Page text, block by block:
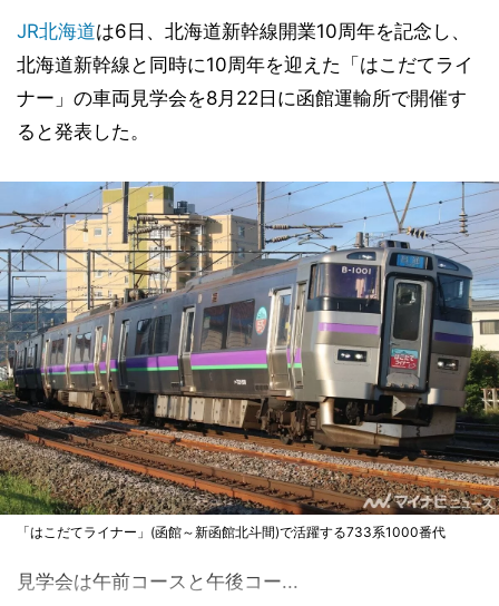
JR北海道は6日、北海道新幹線開業10周年を記念し、
北海道新幹線と同時に10周年を迎えた「はこだてライ
ナー」の車両見学会を8月22日に函館運輸所で開催す
ると発表した。
「はこだてライナー」(函館～新函館北斗間)で活躍する733系1000番代
見学会は午前コースと午後コー...